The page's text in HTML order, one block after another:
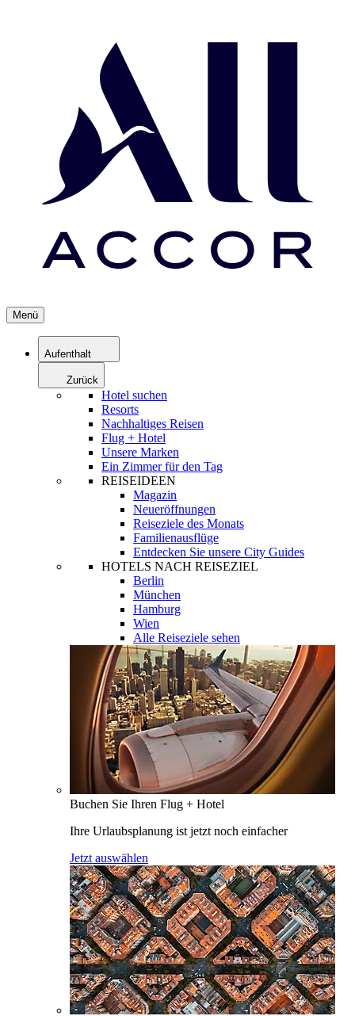
Menü
Aufenthalt
Zurück
Hotel suchen
Resorts
Nachhaltiges Reisen
Flug + Hotel
Unsere Marken
Ein Zimmer für den Tag
REISEIDEEN
Magazin
Neueröffnungen
Reiseziele des Monats
Familienausflüge
Entdecken Sie unsere City Guides
HOTELS NACH REISEZIEL
Berlin
München
Hamburg
Wien
Alle Reiseziele sehen
Buchen Sie Ihren Flug + Hotel
Ihre Urlaubsplanung ist jetzt noch einfacher
Jetzt auswählen